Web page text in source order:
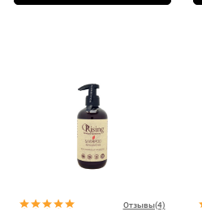
Отзывы(4)